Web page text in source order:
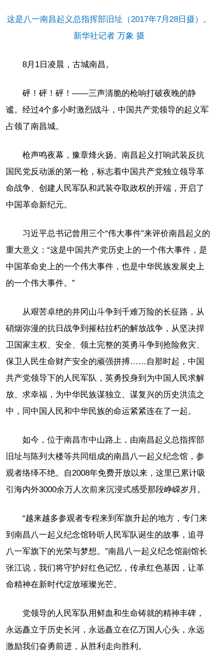
这是八一南昌起义总指挥部旧址（2017年7月28日摄）。
新华社记者 万象 摄
8月1日凌晨，古城南昌。
砰！砰！砰！——三声清脆的枪响打破夜晚的静
谧。经过4个多小时激烈战斗，中国共产党领导的起义军
占领了南昌城。
枪声鸣夜幕，豫章烽火扬。南昌起义打响武装反抗
国民党反动派的第一枪，标志着中国共产党独立领导革
命战争、创建人民军队和武装夺取政权的开端，开启了
中国革命新纪元。
习近平总书记曾用三个“伟大事件”来评价南昌起义的
重大意义：“这是中国共产党历史上的一个伟大事件，是
中国革命史上的一个伟大事件，也是中华民族发展史上
的一个伟大事件。”
从艰苦卓绝的井冈山斗争到千难万险的长征路，从
硝烟弥漫的抗日战争到摧枯拉朽的解放战争，从坚决捍
卫国家主权、安全、领土完整的英勇斗争到抢险救灾、
保卫人民生命财产安全的顽强拼搏……自那时起，中国
共产党领导下的人民军队，英勇投身到为中国人民求解
放、求幸福，为中华民族谋独立、谋复兴的历史洪流之
中，同中国人民和中华民族的命运紧紧连在了一起。
如今，位于南昌市中山路上，由南昌起义总指挥部
旧址与陈列大楼等共同组成的南昌八一起义纪念馆，参
观者络绎不绝。自2008年免费开放以来，这里已累计吸
引海内外3000余万人次前来沉浸式感受那段峥嵘岁月。
“越来越多参观者专程来到军旗升起的地方，专门来
到南昌八一起义纪念馆聆听人民军队诞生的故事，追寻
八一军旗下的光荣与梦想。”南昌八一起义纪念馆副馆长
张江说，我们将守护好红色记忆，传承红色基因，让革
命精神在新时代绽放璀璨光芒。
党领导的人民军队用鲜血和生命铸就的精神丰碑，
永远矗立于历史长河，永远矗立在亿万国人心头，永远
激励我们奋勇前进，从胜利走向胜利。